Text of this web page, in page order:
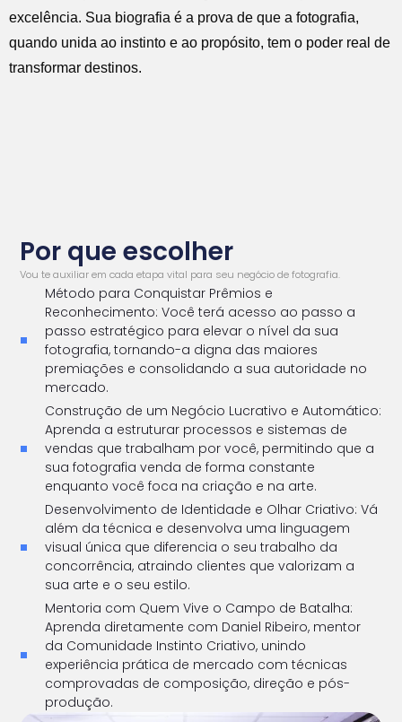
excelência. Sua biografia é a prova de que a fotografia,
quando unida ao instinto e ao propósito, tem o poder real de
transformar destinos.
Por que escolher
Vou te auxiliar em cada etapa vital para seu negócio de fotografia.
Método para Conquistar Prêmios e
Reconhecimento: Você terá acesso ao passo a
passo estratégico para elevar o nível da sua
fotografia, tornando-a digna das maiores
premiações e consolidando a sua autoridade no
mercado.
Construção de um Negócio Lucrativo e Automático:
Aprenda a estruturar processos e sistemas de
vendas que trabalham por você, permitindo que a
sua fotografia venda de forma constante
enquanto você foca na criação e na arte.
Desenvolvimento de Identidade e Olhar Criativo: Vá
além da técnica e desenvolva uma linguagem
visual única que diferencia o seu trabalho da
concorrência, atraindo clientes que valorizam a
sua arte e o seu estilo.
Mentoria com Quem Vive o Campo de Batalha:
Aprenda diretamente com Daniel Ribeiro, mentor
da Comunidade Instinto Criativo, unindo
experiência prática de mercado com técnicas
comprovadas de composição, direção e pós-
produção.